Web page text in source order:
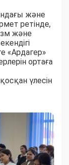
және
ретінде,
және
«Ардагер»
ортаға
үлесін